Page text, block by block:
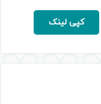
کپی لینک